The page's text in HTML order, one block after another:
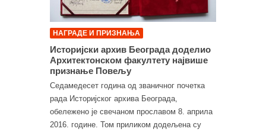
НАГРАДЕ И ПРИЗНАЊА
Историјски архив Београда доделио
Архитектонском факултету највише
признање Повељу
Седамедесет година од званичног почетка
рада Историјског архива Београда,
обележено је свечаном прославом 8. априла
2016. године. Том приликом додељена су